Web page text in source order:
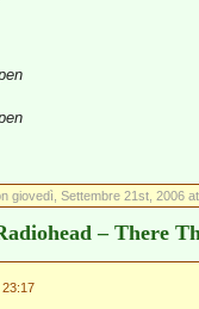
giovedì, Settembre 21st, 2006
– There